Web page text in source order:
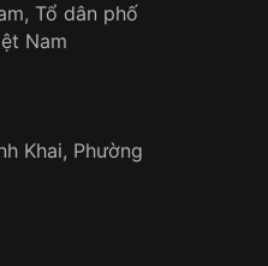
Tổ dân phố
Nam
Khai, Phường